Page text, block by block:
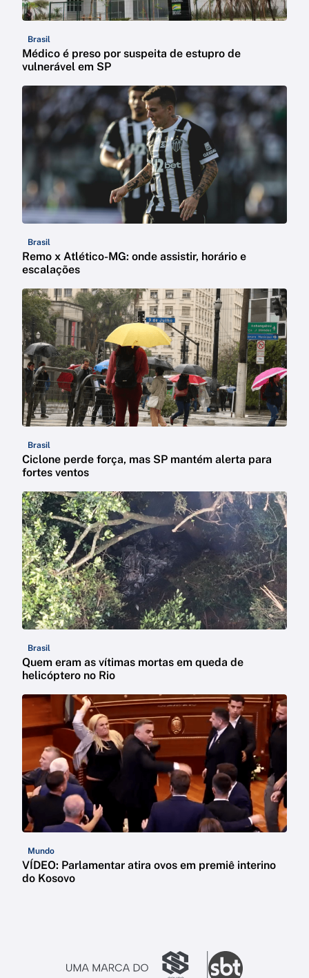
Brasil
Médico é preso por suspeita de estupro de
vulnerável em SP
Brasil
Remo x Atlético-MG: onde assistir, horário e
escalações
Brasil
Ciclone perde força, mas SP mantém alerta para
fortes ventos
Brasil
Quem eram as vítimas mortas em queda de
helicóptero no Rio
Mundo
VÍDEO: Parlamentar atira ovos em premiê interino
do Kosovo